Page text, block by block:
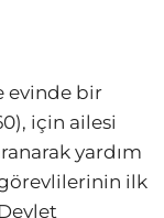
evinde bir
için ailesi
yardım
ilk